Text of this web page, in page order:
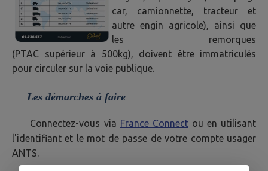
car, camionnette, tracteur et
autre engin agricole), ainsi que
les remorques
(PTAC supérieur à 500kg), doivent être immatriculés
pour circuler sur la voie publique.
Les démarches à faire
Connectez-vous via France Connectou en utilisant
l'identifiant et le mot de passe de votre compte usager
ANTS.